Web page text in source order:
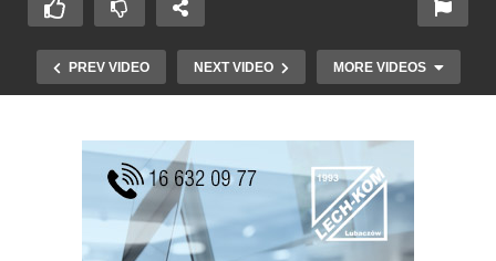
PREV VIDEO NEXT VIDEO MORE VIDEOS